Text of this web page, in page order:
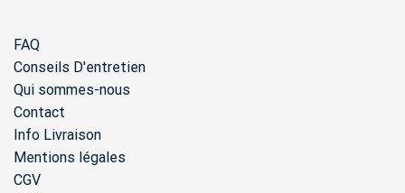
FAQ
Conseils D'entretien
Qui sommes-nous
Contact
Info Livraison
Mentions légales
CGV